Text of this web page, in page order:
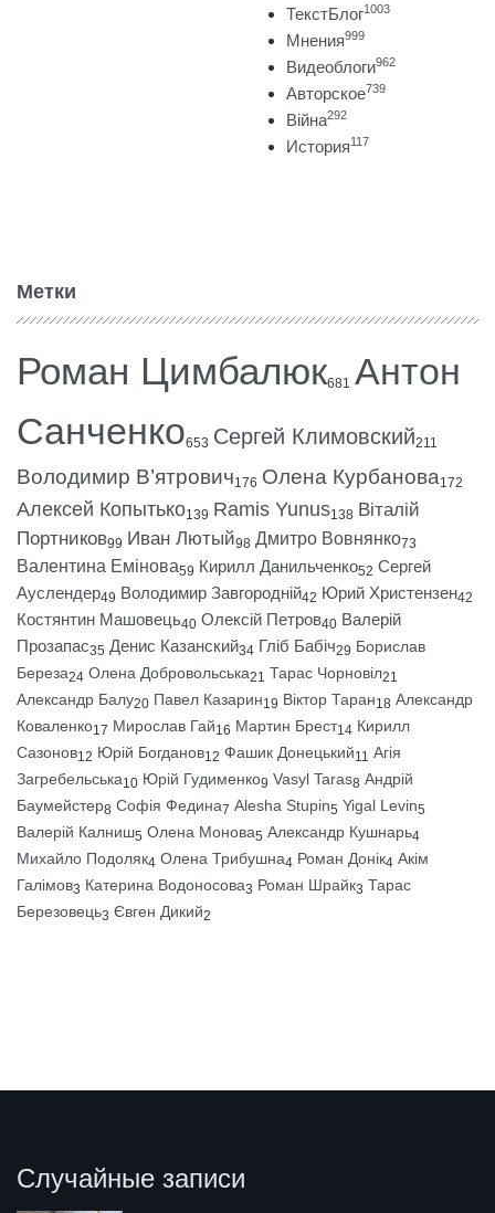
ТекстБлог1003
Мнения999
Видеоблоги962
Авторское739
Війна292
История117
Метки
Роман Цимбалюк681 Антон
Санченко653 Сергей Климовский211
Володимир В’ятрович176 Олена Курбанова172
Алексей Копытько139 Ramis Yunus138 Віталій
Портников99 Иван Лютый98 Дмитро Вовнянко73
Валентина Емінова59 Кирилл Данильченко52 Сергей
Ауслендер49 Володимир Завгородній42 Юрий Христензен42
Костянтин Машовець40 Олексій Петров40 Валерій
Прозапас35 Денис Казанский34 Гліб Бабіч29 Борислав
Береза24 Олена Добровольська21 Тарас Чорновіл21
Александр Балу20 Павел Казарин19 Віктор Таран18 Александр
Коваленко17 Мирослав Гай16 Мартин Брест14 Кирилл
Сазонов12 Юрій Богданов12 Фашик Донецький11 Агія
Загребельська10 Юрій Гудименко9 Vasyl Taras8 Андрій
Баумейстер8 Софія Федина7 Alesha Stupin5 Yigal Levin5
Валерій Калниш5 Олена Монова5 Александр Кушнарь4
Михайло Подоляк4 Олена Трибушна4 Роман Донік4 Акім
Галімов3 Катерина Водоносова3 Роман Шрайк3 Тарас
Березовець3 Євген Дикий2
Случайные записи